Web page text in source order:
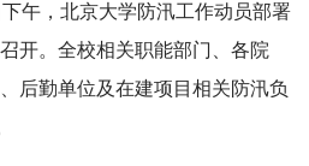
午，北京大学防汛工作动员部署
开。全校相关职能部门、各院
后勤单位及在建项目相关防汛负